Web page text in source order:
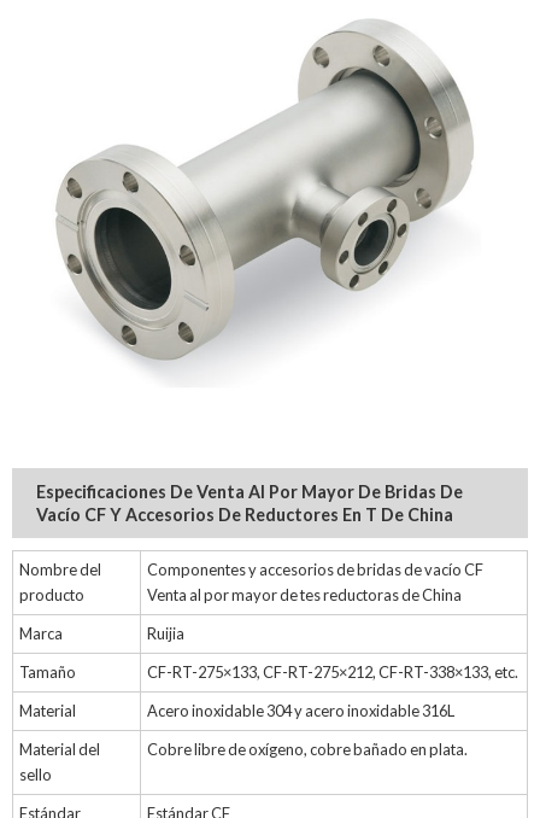
Especificaciones De Venta Al Por Mayor De Bridas De
Vacío CF Y Accesorios De Reductores En T De China
Nombre del
producto
Componentes y accesorios de bridas de vacío CF
Venta al por mayor de tes reductoras de China
Marca
Ruijia
Tamaño
CF-RT-275×133, CF-RT-275×212, CF-RT-338×133, etc.
Material
Acero inoxidable 304 y acero inoxidable 316L
Material del
sello
Cobre libre de oxígeno, cobre bañado en plata.
Estándar
Estándar CF